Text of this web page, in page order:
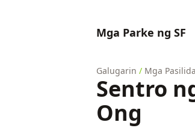
Mga Parke ng SF
Galugarin / Mga
Sentro
Ong